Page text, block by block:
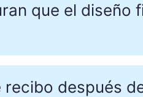
que el diseño
recibo después